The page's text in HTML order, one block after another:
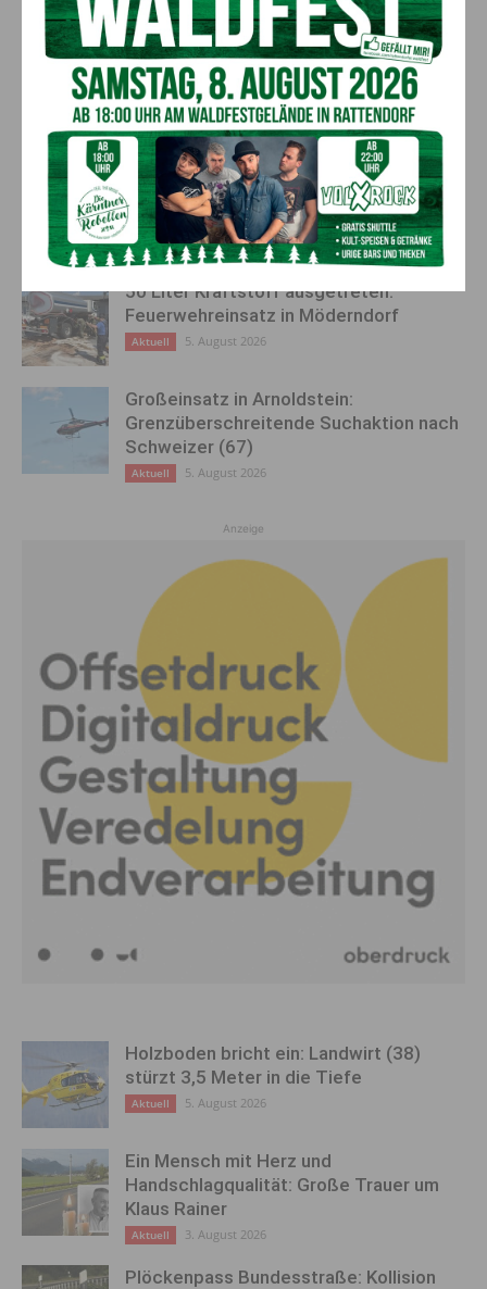
Wandgestaltung im
Gemeinschaftsraum
Radfahrer kollidierte mit
Motorradfahrer
AKTUELLES
Kirchtag in St. Lorenzen
Aktuell 6. August 2026
50 Liter Kraftstoff ausgetreten:
Feuerwehreinsatz in Möderndorf
Aktuell 5. August 2026
Großeinsatz in Arnoldstein:
Grenzüberschreitende Suchaktion nach
Schweizer (67)
Aktuell 5. August 2026
Anzeige
Holzboden bricht ein: Landwirt (38)
stürzt 3,5 Meter in die Tiefe
Aktuell 5. August 2026
Ein Mensch mit Herz und
Handschlagqualität: Große Trauer um
Klaus Rainer
Aktuell 3. August 2026
Plöckenpass Bundesstraße: Kollision